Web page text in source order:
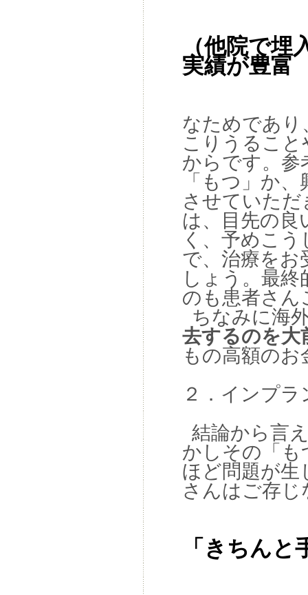
（他院で
実績が豊富
なためであり
こりうるこ
からです。
「もつ」か
させていた
は、目先の良
く、予めこ
で、治療をお
しょう。最
のも患者さん
ちなみに海
去するのを大
もの高額の
２．インプ
結論から言
かしその「も
ほど問題が生
さんはご存
「きちん